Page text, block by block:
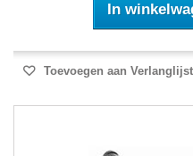
In
Toevoegen aan Verlanglijst